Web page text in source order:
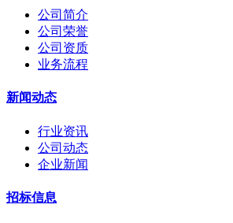
公司简介
公司荣誉
公司资质
业务流程
新闻动态
行业资讯
公司动态
企业新闻
招标信息